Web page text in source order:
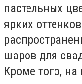
пастельных
ярких
шаров для
Кроме того,